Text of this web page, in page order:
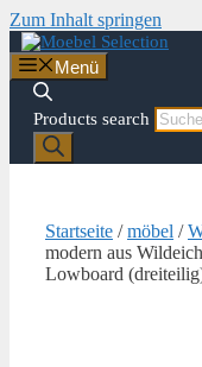
Zum Inhalt springen
Menü
Products search
Startseite /möbel /
modern aus
Lowboard